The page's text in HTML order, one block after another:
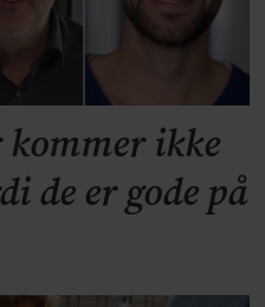
ikke
de er gode på